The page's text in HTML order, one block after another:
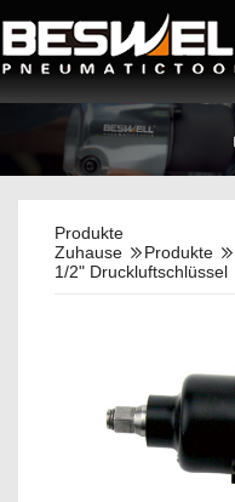
Produkte
Zuhause
Produkte
1/2" Druckluftschlüssel